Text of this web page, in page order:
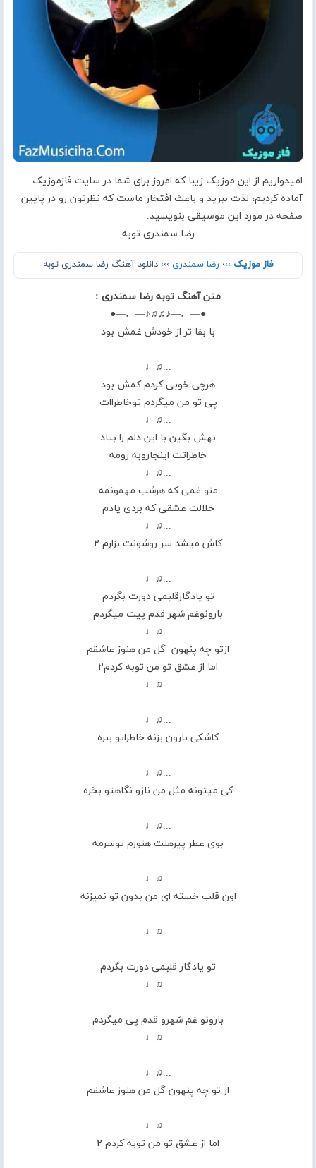
امیدواریم از این موزیک زیبا که امروز برای شما در سایت فازموزیک
آماده کردیم، لذت ببرید و باعث افتخار ماست که نظرتون رو در پایین
صفحه در مورد این موسیقی بنویسید.
رضا سمندری توبه
فاز موزیک ››› رضا سمندری ››› دانلود آهنگ رضا سمندری توبه
متن آهنگ توبه رضا سمندری :
●—♩—♪♫♫♪—♩—●
با بفا تر از خودش غمش بود
...♫♩
هرچی خوبی کردم کمش بود
پی تو من میگردم توخاطراات
...♫♩
بهش بگین با این دلم را بیاد
خاطراتت اینجاروبه رومه
...♫♩
منو غمی که هرشب مهمونمه
حلالت عشقی که بردی یادم
...♫♩
کاش میشد سر روشونت بزارم ۲
...♫♩
تو یادگارقلبمی دورت بگردم
بارونوغم شهر قدم پیت میگردم
...♫♩
ازتو چه پنهون گل من هنوز عاشقم
اما از عشق تو من توبه کردم۲
...♫♩
...♫♩
کاشکی بارون بزنه خاطراتو ببره
...♫♩
کی میتونه مثل من نازو نگاهتو بخره
...♫♩
بوی عطر پیرهنت هنوزم توسرمه
...♫♩
اون قلب خسته ای من بدون تو نمیزنه
...♫♩
تو یادگار قلبمی دورت بگردم
...♫♩
بارونو غم شهرو قدم پی میگردم
...♫♩
...♫♩
از تو چه پنهون گل من هنوز عاشقم
...♫♩
اما از عشق تو من توبه کردم ۲